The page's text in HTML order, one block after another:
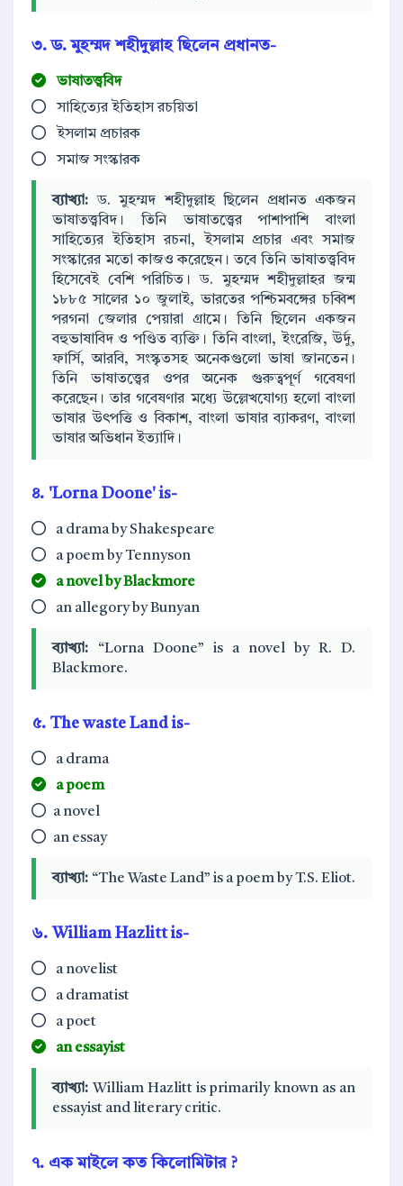
৩. ড. মুহম্মদ শহীদুল্লাহ ছিলেন প্রধানত-
ভাষাতত্ত্ববিদ
সাহিত্যের ইতিহাস রচয়িতা
ইসলাম প্রচারক
সমাজ সংস্কারক
ব্যাখ্যা: ড. মুহম্মদ শহীদুল্লাহ ছিলেন প্রধানত একজন
ভাষাতত্ত্ববিদ। তিনি ভাষাতত্ত্বের পাশাপাশি বাংলা
সাহিত্যের ইতিহাস রচনা, ইসলাম প্রচার এবং সমাজ
সংস্কারের মতো কাজও করেছেন। তবে তিনি ভাষাতত্ত্ববিদ
হিসেবেই বেশি পরিচিত। ড. মুহম্মদ শহীদুল্লাহর জন্ম
১৮৮৫ সালের ১০ জুলাই, ভারতের পশ্চিমবঙ্গের চব্বিশ
পরগনা জেলার পেয়ারা গ্রামে। তিনি ছিলেন একজন
বহুভাষাবিদ ও পণ্ডিত ব্যক্তি। তিনি বাংলা, ইংরেজি, উর্দু,
ফার্সি, আরবি, সংস্কৃতসহ অনেকগুলো ভাষা জানতেন।
তিনি ভাষাতত্ত্বের ওপর অনেক গুরুত্বপূর্ণ গবেষণা
করেছেন। তার গবেষণার মধ্যে উল্লেখযোগ্য হলো বাংলা
ভাষার উৎপত্তি ও বিকাশ, বাংলা ভাষার ব্যাকরণ, বাংলা
ভাষার অভিধান ইত্যাদি।
৪. 'Lorna Doone' is-
a drama by Shakespeare
a poem by Tennyson
a novel by Blackmore
an allegory by Bunyan
ব্যাখ্যা: “Lorna Doone” is a novel by R. D.
Blackmore.
৫. The waste Land is-
a drama
a poem
a novel
an essay
ব্যাখ্যা: “The Waste Land” is a poem by T.S. Eliot.
৬. William Hazlitt is-
a novelist
a dramatist
a poet
an essayist
ব্যাখ্যা: William Hazlitt is primarily known as an
essayist and literary critic.
৭. এক মাইলে কত কিলোমিটার ?